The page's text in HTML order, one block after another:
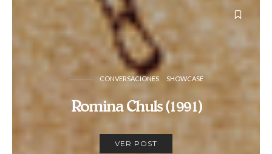
CONVERSACIONES SHOWCASE
Romina Chuls (1991)
VER POST